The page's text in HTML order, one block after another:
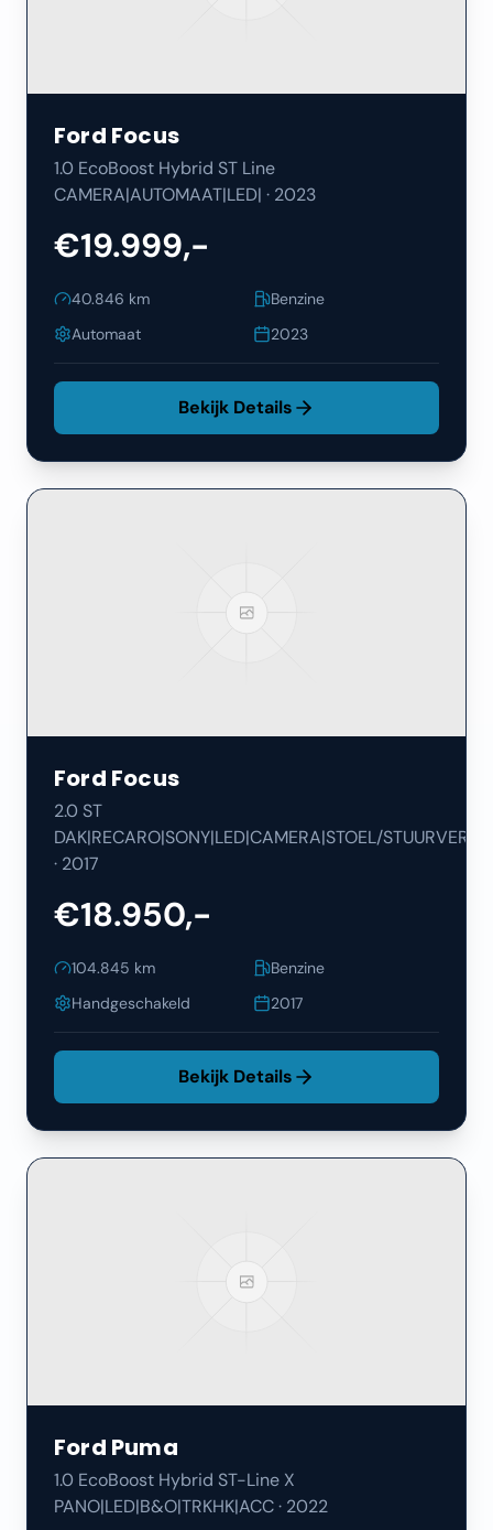
Ford Focus
1.0 EcoBoost Hybrid ST Line
CAMERA|AUTOMAAT|LED| · 2023
€19.999,-
40.846 km
Benzine
Automaat
2023
Bekijk Details
Ford Focus
2.0 ST
DAK|RECARO|SONY|LED|CAMERA|STOEL/STUURVERW|
· 2017
€18.950,-
104.845 km
Benzine
Handgeschakeld
2017
Bekijk Details
Ford Puma
1.0 EcoBoost Hybrid ST-Line X
PANO|LED|B&O|TRKHK|ACC· 2022